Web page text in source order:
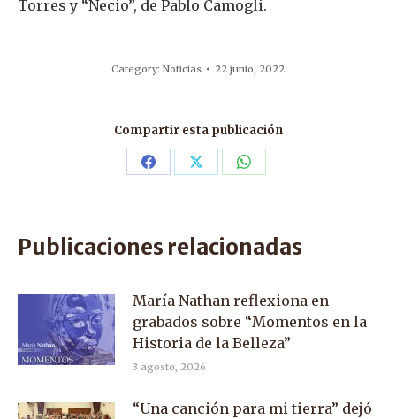
Torres y “Necio”, de Pablo Camogli.
Category: Noticias 22 junio, 2022
Compartir esta publicación
Share Share Share
Publicaciones relacionadas
María Nathan reflexiona en
grabados sobre “Momentos en la
Historia de la Belleza”
3 agosto, 2026
“Una canción para mi tierra” dejó